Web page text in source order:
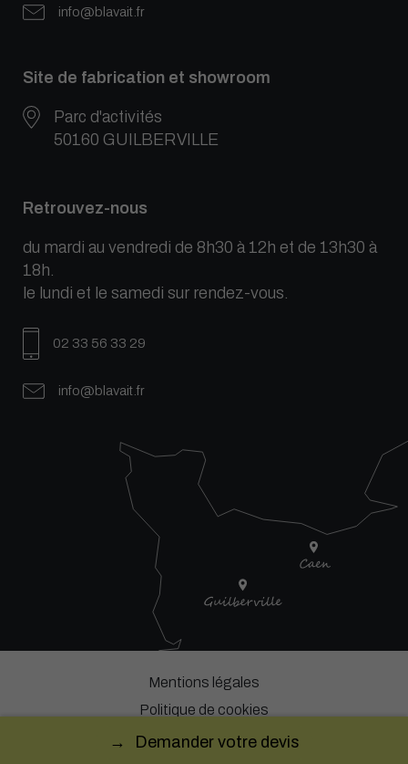
info@blavait.fr
Site de fabrication et showroom
Parc d'activités
50160 GUILBERVILLE
Retrouvez-nous
du mardi au vendredi de 8h30 à 12h et de 13h30 à
18h.
le lundi et le samedi sur rendez-vous.
02 33 56 33 29
info@blavait.fr
Mentions légales
Politique de cookies
Plan du site
Demander votre devis